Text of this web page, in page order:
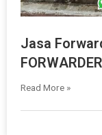
Jasa
Read More »